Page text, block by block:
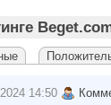
14:50